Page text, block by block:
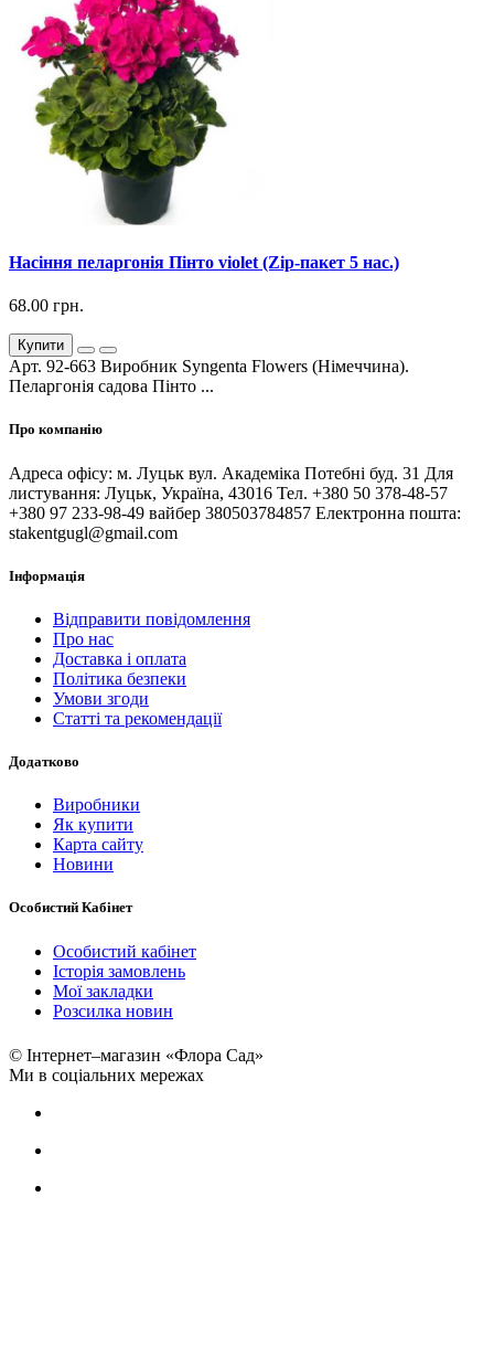
Насіння пеларгонія Пінто violet (Zip-пакет 5 нас.)
68.00 грн.
Купити
Арт. 92-663 Виробник Syngenta Flowers (Німеччина).
Пеларгонія садова Пінто ...
Про компанію
Адреса офісу: м. Луцьк вул. Академіка Потебні буд. 31 Для
листування: Луцьк, Україна, 43016 Тел. +380 50 378-48-57
+380 97 233-98-49 вайбер 380503784857 Електронна пошта:
stakentgugl@gmail.com
Інформація
Відправити повідомлення
Про нас
Доставка і оплата
Політика безпеки
Умови згоди
Статті та рекомендації
Додатково
Виробники
Як купити
Карта сайту
Новини
Особистий Кабінет
Особистий кабінет
Історія замовлень
Мої закладки
Розсилка новин
© Інтернет–магазин «Флора Сад»
Ми в соціальних мережах